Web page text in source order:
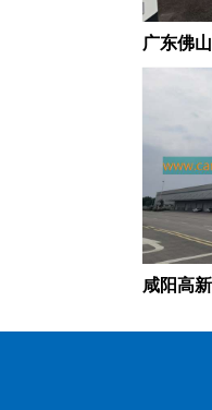
广东佛
咸阳高